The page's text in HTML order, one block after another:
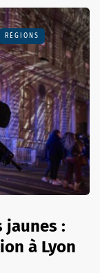
RÉGIONS
jaunes :
à Lyon